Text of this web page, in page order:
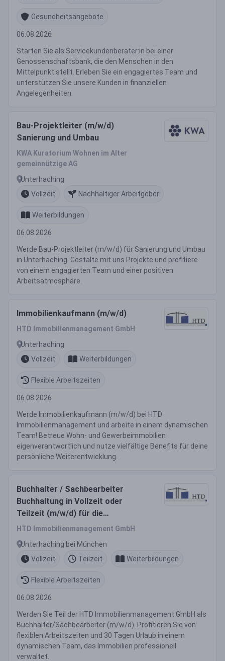
Gesundheitsangebote
06.08.2026
Starten Sie als Servicekundenberater:in bei einer
Genossenschaftsbank, die den Menschen in den
Mittelpunkt stellt. Erleben Sie ein engagiertes Team und
unterstützen Sie unsere Kunden in finanziellen
Angelegenheiten.
Bau-Projektleiter (m/w/d)
Sanierung und Umbau
KWA Kuratorium Wohnen im Alter
gemeinnützige AG
Unterhaching
Vollzeit
Nachhaltiger Arbeitgeber
Weiterbildungen
06.08.2026
Werde Bau-Projektleiter (m/w/d) für Sanierung und Umbau
in Unterhaching. Gestalte mit uns Projekte und profitiere
von einem engagierten Team und einer positiven
Arbeitsatmosphäre.
Immobilienkaufmann (m/w/d)
HTD Immobilienmanagement GmbH
Unterhaching
Vollzeit
Weiterbildungen
Flexible Arbeitszeiten
06.08.2026
Werde Immobilienkaufmann (m/w/d) bei HTD
Immobilienmanagement und arbeite in einem dynamischen
Team! Betreue Wohn- und Gewerbeimmobilien
eigenverantwortlich und nutze vielfältige Benefits für deine
persönliche Weiterentwicklung.
Buchhalter / Sachbearbeiter
Buchhaltung in Vollzeit oder
Teilzeit (m/w/d) für die
Immobilienverwaltung
HTD Immobilienmanagement GmbH
Unterhaching bei München
Vollzeit
Teilzeit Weiterbildungen
Flexible Arbeitszeiten
06.08.2026
Werden Sie Teil der HTD Immobilienmanagement GmbH als
Buchhalter/Sachbearbeiter (m/w/d). Profitieren Sie von
flexiblen Arbeitszeiten und 30 Tagen Urlaub in einem
dynamischen Team, das Immobilien professionell
verwaltet.